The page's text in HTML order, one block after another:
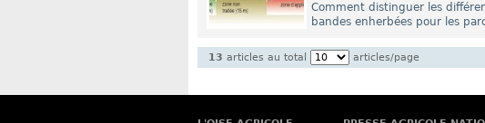
Comment distinguer les
bandes enherbées pour les
13 articles au total articles/page